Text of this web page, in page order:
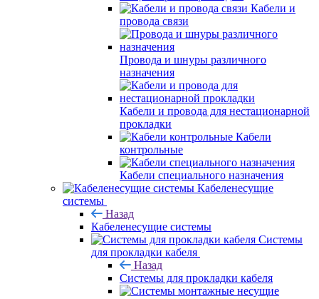
Кабели и
провода связи
Провода и шнуры различного
назначения
Кабели и провода для нестационарной
прокладки
Кабели
контрольные
Кабели специального назначения
Кабеленесущие
системы
Назад
Кабеленесущие системы
Системы
для прокладки кабеля
Назад
Системы для прокладки кабеля